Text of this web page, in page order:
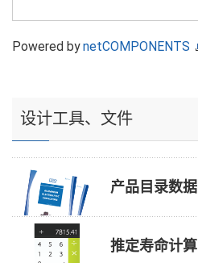
Powered bynetCOMPONENTS
设计工具、文件
产品目录数据
推定寿命计算